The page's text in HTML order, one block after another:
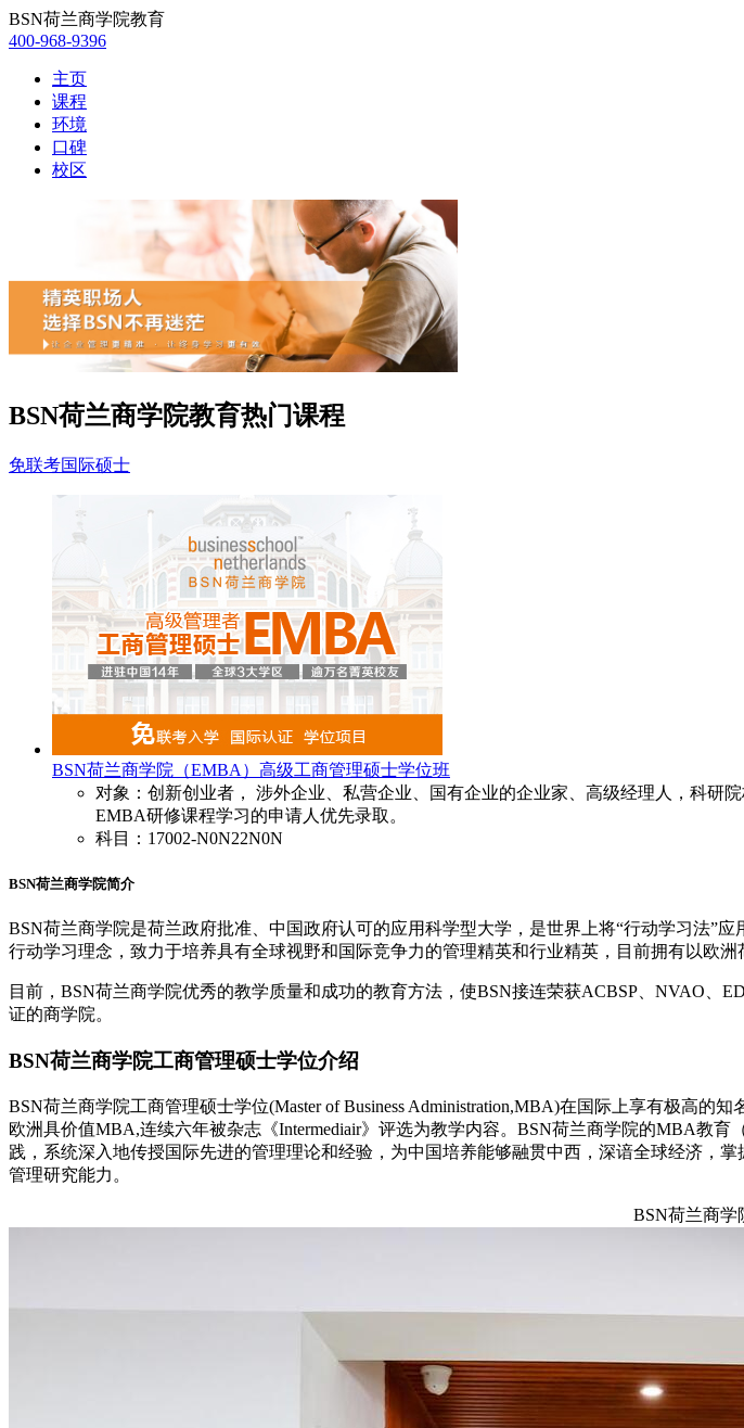
BSN荷兰商学院教育
400-968-9396
主页
课程
环境
口碑
校区
BSN荷兰商学院教育热门课程
免联考国际硕士
BSN荷兰商学院（EMBA）高级工商管理硕士学位班
对象：创新创业者， 涉外企业、私营企业、国有企业的企业家、高级经理人，科研
EMBA研修课程学习的申请人优先录取。
科目：17002-N0N22N0N
BSN荷兰商学院简介
BSN荷兰商学院是荷兰政府批准、中国政府认可的应用科学型大学，是世界上将“行动学习法”
行动学习理念，致力于培养具有全球视野和国际竞争力的管理精英和行业精英，目前拥有以欧
目前，BSN荷兰商学院优秀的教学质量和成功的教育方法，使BSN接连荣获ACBSP、NVAO
证的商学院。
BSN荷兰商学院工商管理硕士学位介绍
BSN荷兰商学院工商管理硕士学位(Master of Business Administration,MBA)在国际上享有极高
欧洲具价值MBA,连续六年被杂志《Intermediair》评选为教学内容。BSN荷兰商学院的MBA教
践，系统深入地传授国际先进的管理理论和经验，为中国培养能够融贯中西，深谙全球经济，
管理研究能力。
BSN荷兰商学